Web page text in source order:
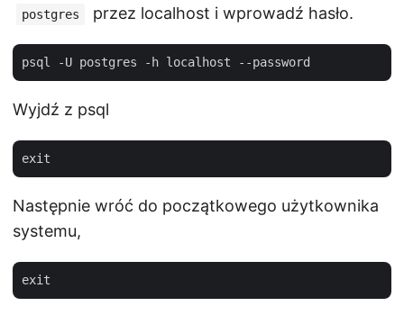
postgres przez localhost i wprowadź hasło.
Wyjdź z psql
Następnie wróć do początkowego użytkownika
systemu,